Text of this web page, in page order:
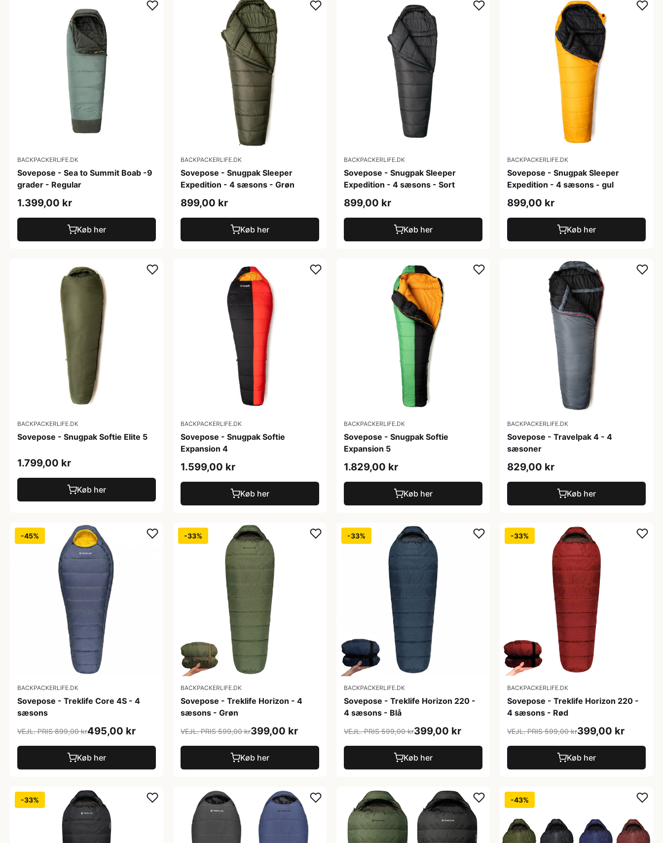
BACKPACKERLIFE.DK
Sovepose - Sea to Summit Boab -9
grader - Regular
1.399,00 kr
Køb her
BACKPACKERLIFE.DK
Sovepose - Snugpak Sleeper
Expedition - 4 sæsons - Grøn
899,00 kr
Køb her
BACKPACKERLIFE.DK
Sovepose - Snugpak Sleeper
Expedition - 4 sæsons - Sort
899,00 kr
Køb her
BACKPACKERLIFE.DK
Sovepose - Snugpak Sleeper
Expedition - 4 sæsons - gul
899,00 kr
Køb her
BACKPACKERLIFE.DK
Sovepose - Snugpak Softie Elite 5
1.799,00 kr
Køb her
BACKPACKERLIFE.DK
Sovepose - Snugpak Softie
Expansion 4
1.599,00 kr
Køb her
BACKPACKERLIFE.DK
Sovepose - Snugpak Softie
Expansion 5
1.829,00 kr
Køb her
BACKPACKERLIFE.DK
Sovepose - Travelpak 4 - 4
sæsoner
829,00 kr
Køb her
-45%
BACKPACKERLIFE.DK
Sovepose - Treklife Core 4S - 4
sæsons
VEJL. PRIS 899,00 kr495,00 kr
Køb her
-33%
BACKPACKERLIFE.DK
Sovepose - Treklife Horizon - 4
sæsons - Grøn
VEJL. PRIS 599,00 kr399,00 kr
Køb her
-33%
BACKPACKERLIFE.DK
Sovepose - Treklife Horizon 220 -
4 sæsons - Blå
VEJL. PRIS 599,00 kr399,00 kr
Køb her
-33%
BACKPACKERLIFE.DK
Sovepose - Treklife Horizon 220 -
4 sæsons - Rød
VEJL. PRIS 599,00 kr399,00 kr
Køb her
-33% -43%